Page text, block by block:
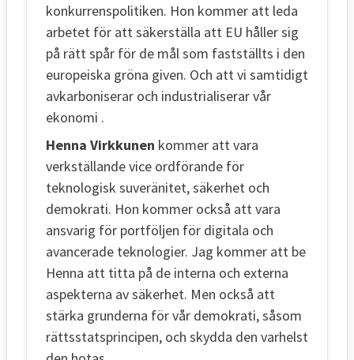
konkurrenspolitiken. Hon kommer att leda
arbetet för att säkerställa att EU håller sig
på rätt spår för de mål som fastställts i den
europeiska gröna given. Och att vi samtidigt
avkarboniserar och industrialiserar vår
ekonomi .
Henna Virkkunen kommer att vara
verkställande vice ordförande för
teknologisk suveränitet, säkerhet och
demokrati. Hon kommer också att vara
ansvarig för portföljen för digitala och
avancerade teknologier. Jag kommer att be
Henna att titta på de interna och externa
aspekterna av säkerhet. Men också att
stärka grunderna för vår demokrati, såsom
rättsstatsprincipen, och skydda den varhelst